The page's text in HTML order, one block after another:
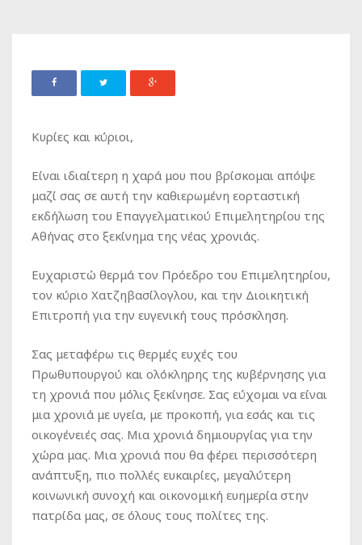
Κυρίες και κύριοι,
Είναι ιδιαίτερη η χαρά μου που βρίσκομαι απόψε
μαζί σας σε αυτή την καθιερωμένη εορταστική
εκδήλωση του Επαγγελματικού Επιμελητηρίου της
Αθήνας στο ξεκίνημα της νέας χρονιάς.
Ευχαριστώ θερμά τον Πρόεδρο του Επιμελητηρίου,
τον κύριο Χατζηβασίλογλου, και την Διοικητική
Επιτροπή για την ευγενική τους πρόσκληση.
Σας μεταφέρω τις θερμές ευχές του
Πρωθυπουργού και ολόκληρης της κυβέρνησης για
τη χρονιά που μόλις ξεκίνησε. Σας εύχομαι να είναι
μια χρονιά με υγεία, με προκοπή, για εσάς και τις
οικογένειές σας. Μια χρονιά δημιουργίας για την
χώρα μας. Μια χρονιά που θα φέρει περισσότερη
ανάπτυξη, πιο πολλές ευκαιρίες, μεγαλύτερη
κοινωνική συνοχή και οικονομική ευημερία στην
πατρίδα μας, σε όλους τους πολίτες της.